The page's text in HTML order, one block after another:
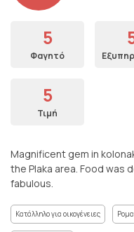
5
Φαγητό
5
Τιμή
Magnificent gem in
the Plaka area. Food was
fabulous.
Κατάλληλο για οικογένειες